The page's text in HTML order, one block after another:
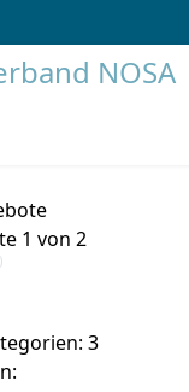
1 von 2
3